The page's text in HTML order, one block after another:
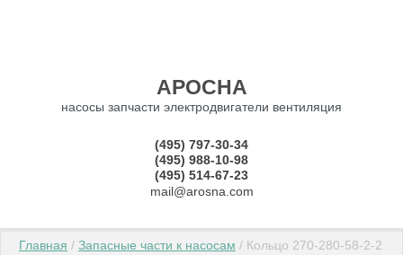
АРОСНА
насосы запчасти электродвигатели вентиляция
(495) 797-30-34
(495) 988-10-98
(495) 514-67-23
mail@arosna.com
Главная / Запасные части к насосам / Кольцо 270-280-58-2-2